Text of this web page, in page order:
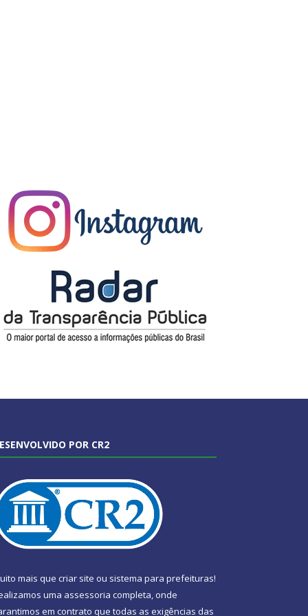
POR CR2
mais que criar site ou sistema para prefeituras!
uma assessoria completa, onde
em contrato que todas as exigências das